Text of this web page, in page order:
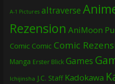
A-1 Pictures altraverse
Rezension AniMoon
Comic Comic Comic
Manga Erster Blick Games
Ichijinsha J.C. Staff Kadokawa